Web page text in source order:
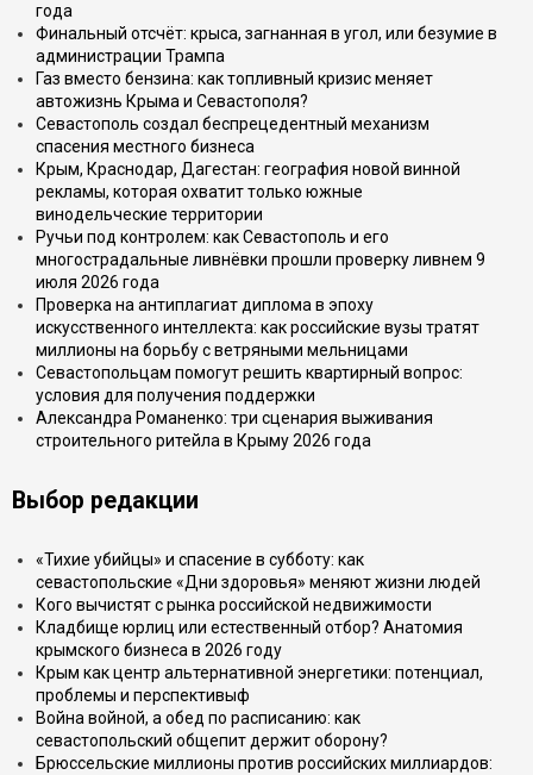
года
Финальный отсчёт: крыса, загнанная в угол, или безумие в
администрации Трампа
Газ вместо бензина: как топливный кризис меняет
автожизнь Крыма и Севастополя?
Севастополь создал беспрецедентный механизм
спасения местного бизнеса
Крым, Краснодар, Дагестан: география новой винной
рекламы, которая охватит только южные
винодельческие территории
Ручьи под контролем: как Севастополь и его
многострадальные ливнёвки прошли проверку ливнем 9
июля 2026 года
Проверка на антиплагиат диплома в эпоху
искусственного интеллекта: как российские вузы тратят
миллионы на борьбу с ветряными мельницами
Севастопольцам помогут решить квартирный вопрос:
условия для получения поддержки
Александра Романенко: три сценария выживания
строительного ритейла в Крыму 2026 года
Выбор редакции
«Тихие убийцы» и спасение в субботу: как
севастопольские «Дни здоровья» меняют жизни людей
Кого вычистят с рынка российской недвижимости
Кладбище юрлиц или естественный отбор? Анатомия
крымского бизнеса в 2026 году
Крым как центр альтернативной энергетики: потенциал,
проблемы и перспективыф
Война войной, а обед по расписанию: как
севастопольский общепит держит оборону?
Брюссельские миллионы против российских миллиардов: